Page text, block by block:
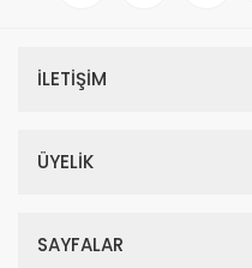
İLETİŞİM
ÜYELİK
SAYFALAR